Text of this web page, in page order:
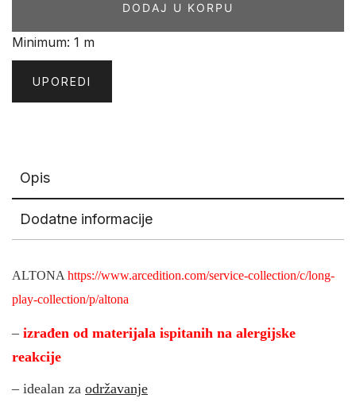
DODAJ U KORPU
Minimum: 1 m
UPOREDI
Opis
Dodatne informacije
ALTONA https://www.arcedition.com/service-collection/c/long-
play-collection/p/altona
– izrađen od materijala ispitanih na alergijske
reakcije
– idealan za održavanje